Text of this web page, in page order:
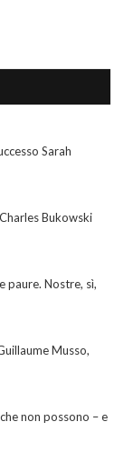
Sarah
Bukowski
paure. Nostre, sì,
Musso,
non possono – e